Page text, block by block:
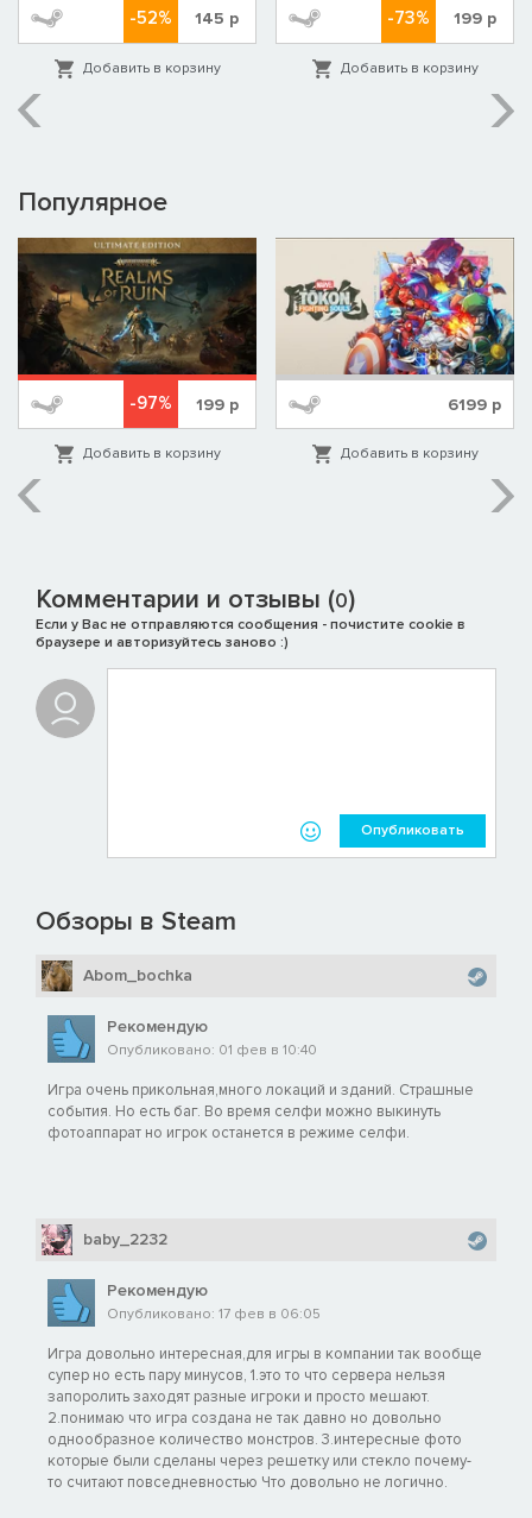
-52% 145 р
Добавить в корзину
-73% 199р
Добавить в корзину
Популярное
-97% 199р
Добавить в корзину
6199 р
Добавить в корзину
Комментарии и отзывы (0)
Если у Вас не отправляются сообщения - почистите cookie в
браузере и авторизуйтесь заново :)
Опубликовать
Обзоры в Steam
Abom_bochka
Рекомендую
Опубликовано: 01 фев в 10:40
Игра очень прикольная,много локаций и зданий. Страшные
события. Но есть баг. Во время селфи можно выкинуть
фотоаппарат но игрок останется в режиме селфи.
baby_2232
Рекомендую
Опубликовано: 17 фев в 06:05
Игра довольно интересная,для игры в компании так вообще
супер но есть пару минусов, 1.это то что сервера нельзя
запоролить заходят разные игроки и просто мешают.
2.понимаю что игра создана не так давно но довольно
однообразное количество монстров. 3.интересные фото
которые были сделаны через решетку или стекло почему-
то считают повседневностью Что довольно не логично.